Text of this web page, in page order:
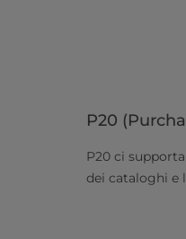
P20
P20 ci
dei cataloghi e